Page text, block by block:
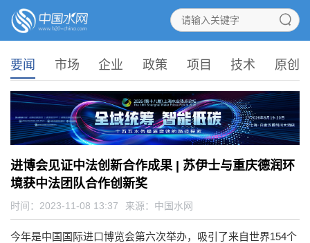
要闻 市场 企业 政策 项目 技术 原创
进博会见证中法创新合作成果 | 苏伊士与重庆德润环
境获中法团队合作创新奖
时间：2023-11-08 13:37 来源： 中国水网
今年是中国国际进口博览会第六次举办，吸引了来自世界154个